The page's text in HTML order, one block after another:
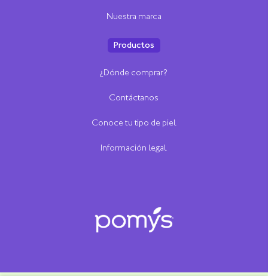
Nuestra marca
Productos
¿Dónde comprar?
Contáctanos
Conoce tu tipo de piel
Información legal